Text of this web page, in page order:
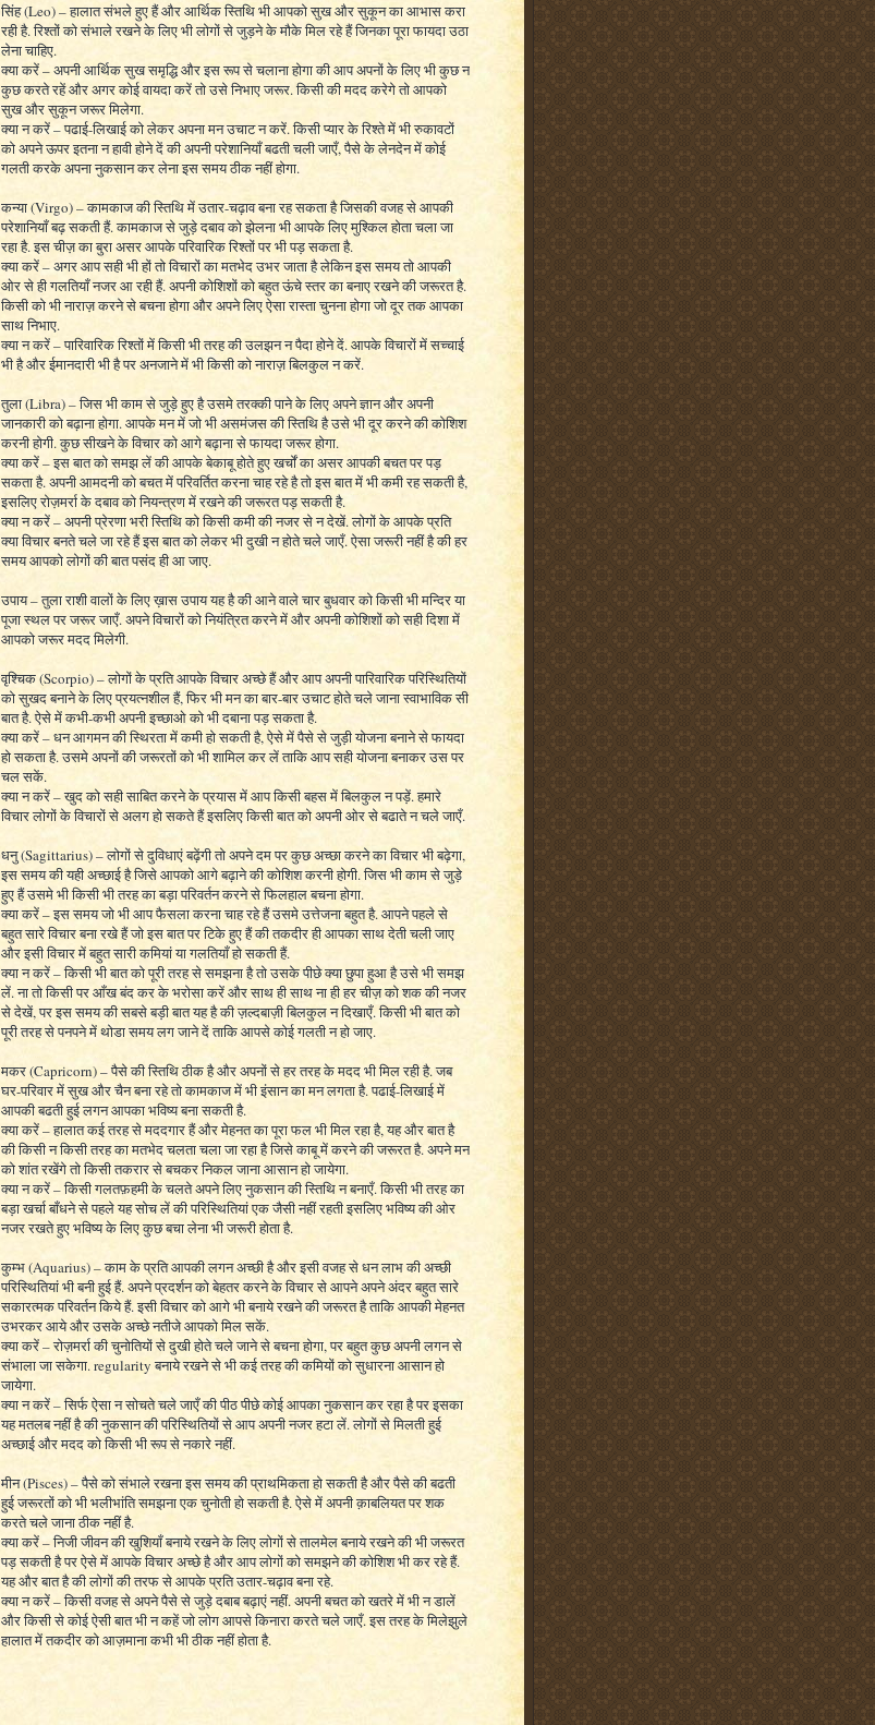
सिंह (Leo) – हालात संभले हुए हैं और आर्थिक स्तिथि भी आपको सुख और सुकून का आभास करा
रही है. रिश्तों को संभाले रखने के लिए भी लोगों से जुड़ने के मौके मिल रहे हैं जिनका पूरा फायदा उठा
लेना चाहिए.
क्या करें – अपनी आर्थिक सुख समृद्धि और इस रूप से चलाना होगा की आप अपनों के लिए भी कुछ न
कुछ करते रहें और अगर कोई वायदा करें तो उसे निभाए जरूर. किसी की मदद करेगे तो आपको
सुख और सुकून जरूर मिलेगा.
क्या न करें – पढाई-लिखाई को लेकर अपना मन उचाट न करें. किसी प्यार के रिश्ते में भी रुकावटों
को अपने ऊपर इतना न हावी होने दें की अपनी परेशानियाँ बढती चली जाएँ, पैसे के लेनदेन में कोई
गलती करके अपना नुकसान कर लेना इस समय ठीक नहीं होगा.
कन्या (Virgo) – कामकाज की स्तिथि में उतार-चढ़ाव बना रह सकता है जिसकी वजह से आपकी
परेशानियाँ बढ़ सकती हैं. कामकाज से जुड़े दबाव को झेलना भी आपके लिए मुश्किल होता चला जा
रहा है. इस चीज़ का बुरा असर आपके परिवारिक रिश्तों पर भी पड़ सकता है.
क्या करें – अगर आप सही भी हों तो विचारों का मतभेद उभर जाता है लेकिन इस समय तो आपकी
ओर से ही गलतियाँ नजर आ रही हैं. अपनी कोशिशों को बहुत ऊंचे स्तर का बनाए रखने की जरूरत है.
किसी को भी नाराज़ करने से बचना होगा और अपने लिए ऐसा रास्ता चुनना होगा जो दूर तक आपका
साथ निभाए.
क्या न करें – पारिवारिक रिश्तों में किसी भी तरह की उलझन न पैदा होने दें. आपके विचारों में सच्चाई
भी है और ईमानदारी भी है पर अनजाने में भी किसी को नाराज़ बिलकुल न करें.
तुला (Libra) – जिस भी काम से जुड़े हुए है उसमे तरक्की पाने के लिए अपने ज्ञान और अपनी
जानकारी को बढ़ाना होगा. आपके मन में जो भी असमंजस की स्तिथि है उसे भी दूर करने की कोशिश
करनी होगी. कुछ सीखने के विचार को आगे बढ़ाना से फायदा जरूर होगा.
क्या करें – इस बात को समझ लें की आपके बेकाबू होते हुए खर्चों का असर आपकी बचत पर पड़
सकता है. अपनी आमदनी को बचत में परिवर्तित करना चाह रहे है तो इस बात में भी कमी रह सकती है,
इसलिए रोज़मर्रा के दबाव को नियन्त्रण में रखने की जरूरत पड़ सकती है.
क्या न करें – अपनी प्रेरणा भरी स्तिथि को किसी कमी की नजर से न देखें. लोगों के आपके प्रति
क्या विचार बनते चले जा रहे हैं इस बात को लेकर भी दुखी न होते चले जाएँ. ऐसा जरूरी नहीं है की हर
समय आपको लोगों की बात पसंद ही आ जाए.
उपाय – तुला राशी वालों के लिए ख़ास उपाय यह है की आने वाले चार बुधवार को किसी भी मन्दिर या
पूजा स्थल पर जरूर जाएँ. अपने विचारों को नियंत्रित करने में और अपनी कोशिशों को सही दिशा में
आपको जरूर मदद मिलेगी.
वृश्चिक (Scorpio) – लोगों के प्रति आपके विचार अच्छे हैं और आप अपनी पारिवारिक परिस्थितियों
को सुखद बनाने के लिए प्रयत्नशील हैं, फिर भी मन का बार-बार उचाट होते चले जाना स्वाभाविक सी
बात है. ऐसे में कभी-कभी अपनी इच्छाओ को भी दबाना पड़ सकता है.
क्या करें – धन आगमन की स्थिरता में कमी हो सकती है, ऐसे में पैसे से जुड़ी योजना बनाने से फायदा
हो सकता है. उसमे अपनों की जरूरतों को भी शामिल कर लें ताकि आप सही योजना बनाकर उस पर
चल सकें.
क्या न करें – खुद को सही साबित करने के प्रयास में आप किसी बहस में बिलकुल न पड़ें. हमारे
विचार लोगों के विचारों से अलग हो सकते हैं इसलिए किसी बात को अपनी ओर से बढाते न चले जाएँ.
धनु (Sagittarius) – लोगों से दुविधाएं बढ़ेंगी तो अपने दम पर कुछ अच्छा करने का विचार भी बढ़ेगा,
इस समय की यही अच्छाई है जिसे आपको आगे बढ़ाने की कोशिश करनी होगी. जिस भी काम से जुड़े
हुए हैं उसमे भी किसी भी तरह का बड़ा परिवर्तन करने से फिलहाल बचना होगा.
क्या करें – इस समय जो भी आप फैसला करना चाह रहे हैं उसमे उत्तेजना बहुत है. आपने पहले से
बहुत सारे विचार बना रखे हैं जो इस बात पर टिके हुए हैं की तकदीर ही आपका साथ देती चली जाए
और इसी विचार में बहुत सारी कमियां या गलतियाँ हो सकती हैं.
क्या न करें – किसी भी बात को पूरी तरह से समझना है तो उसके पीछे क्या छुपा हुआ है उसे भी समझ
लें. ना तो किसी पर आँख बंद कर के भरोसा करें और साथ ही साथ ना ही हर चीज़ को शक की नजर
से देखें, पर इस समय की सबसे बड़ी बात यह है की ज़ल्दबाज़ी बिलकुल न दिखाएँ. किसी भी बात को
पूरी तरह से पनपने में थोडा समय लग जाने दें ताकि आपसे कोई गलती न हो जाए.
मकर (Capricorn) – पैसे की स्तिथि ठीक है और अपनों से हर तरह के मदद भी मिल रही है. जब
घर-परिवार में सुख और चैन बना रहे तो कामकाज में भी इंसान का मन लगता है. पढाई-लिखाई में
आपकी बढती हुई लगन आपका भविष्य बना सकती है.
क्या करें – हालात कई तरह से मददगार हैं और मेहनत का पूरा फल भी मिल रहा है, यह और बात है
की किसी न किसी तरह का मतभेद चलता चला जा रहा है जिसे काबू में करने की जरूरत है. अपने मन
को शांत रखेंगे तो किसी तकरार से बचकर निकल जाना आसान हो जायेगा.
क्या न करें – किसी गलतफ़हमी के चलते अपने लिए नुकसान की स्तिथि न बनाएँ. किसी भी तरह का
बड़ा खर्चा बाँधने से पहले यह सोच लें की परिस्थितियां एक जैसी नहीं रहती इसलिए भविष्य की ओर
नजर रखते हुए भविष्य के लिए कुछ बचा लेना भी जरूरी होता है.
कुम्भ (Aquarius) – काम के प्रति आपकी लगन अच्छी है और इसी वजह से धन लाभ की अच्छी
परिस्थितियां भी बनी हुई हैं. अपने प्रदर्शन को बेहतर करने के विचार से आपने अपने अंदर बहुत सारे
सकारत्मक परिवर्तन किये हैं. इसी विचार को आगे भी बनाये रखने की जरूरत है ताकि आपकी मेहनत
उभरकर आये और उसके अच्छे नतीजे आपको मिल सकें.
क्या करें – रोज़मर्रा की चुनोतियों से दुखी होते चले जाने से बचना होगा, पर बहुत कुछ अपनी लगन से
संभाला जा सकेगा. regularity बनाये रखने से भी कई तरह की कमियों को सुधारना आसान हो
जायेगा.
क्या न करें – सिर्फ ऐसा न सोचते चले जाएँ की पीठ पीछे कोई आपका नुकसान कर रहा है पर इसका
यह मतलब नहीं है की नुकसान की परिस्थितियों से आप अपनी नजर हटा लें. लोगों से मिलती हुई
अच्छाई और मदद को किसी भी रूप से नकारे नहीं.
मीन (Pisces) – पैसे को संभाले रखना इस समय की प्राथमिकता हो सकती है और पैसे की बढती
हुई जरूरतों को भी भलीभांति समझना एक चुनोती हो सकती है. ऐसे में अपनी क़ाबलियत पर शक
करते चले जाना ठीक नहीं है.
क्या करें – निजी जीवन की खुशियाँ बनाये रखने के लिए लोगों से तालमेल बनाये रखने की भी जरूरत
पड़ सकती है पर ऐसे में आपके विचार अच्छे है और आप लोगों को समझने की कोशिश भी कर रहे हैं.
यह और बात है की लोगों की तरफ से आपके प्रति उतार-चढ़ाव बना रहे.
क्या न करें – किसी वजह से अपने पैसे से जुड़े दबाब बढ़ाएं नहीं. अपनी बचत को खतरे में भी न डालें
और किसी से कोई ऐसी बात भी न कहें जो लोग आपसे किनारा करते चले जाएँ. इस तरह के मिलेझुले
हालात में तकदीर को आज़माना कभी भी ठीक नहीं होता है.